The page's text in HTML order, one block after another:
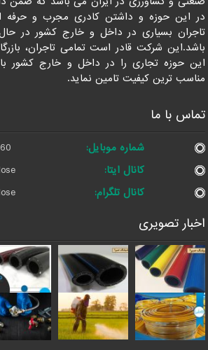
در این حوزه و داشتن کادری مجرب و حرفه
تاجران بسیاری در داخل و خارج کشور در
باشد.این شرکت قادر است تمامی تاجران،
این حوزه تجاری را در داخل و خارج کشور
مناسب ترین کیفیت تامین نماید.
تماس با ما
شماره موبایل:
کانال ایتا:
کانال تلگرام:
اخبار تصویری